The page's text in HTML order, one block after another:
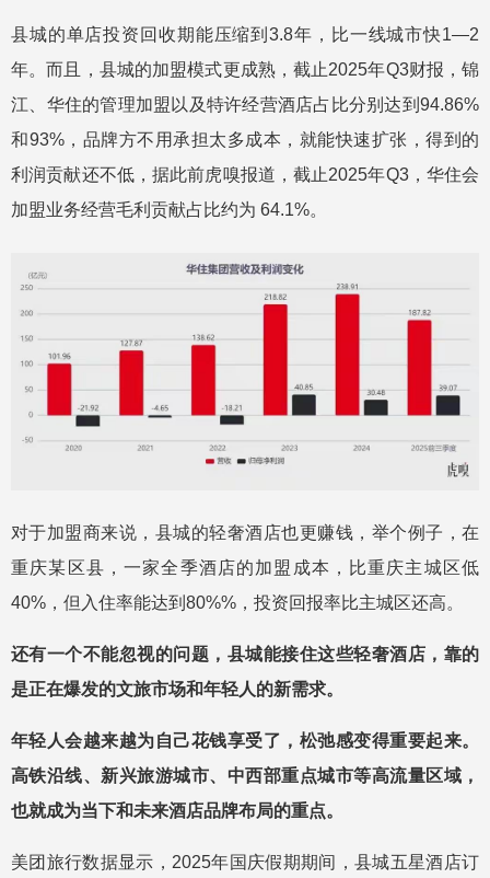
县城的单店投资回收期能压缩到3.8年，比一线城市快1—2
年。而且，县城的加盟模式更成熟，截止2025年Q3财报，锦
江、华住的管理加盟以及特许经营酒店占比分别达到94.86%
和93%，品牌方不用承担太多成本，就能快速扩张，得到的
利润贡献还不低，据此前虎嗅报道，截止2025年Q3，华住会
加盟业务经营毛利贡献占比约为 64.1%。
对于加盟商来说，县城的轻奢酒店也更赚钱，举个例子，在
重庆某区县，一家全季酒店的加盟成本，比重庆主城区低
40%，但入住率能达到80%%，投资回报率比主城区还高。
还有一个不能忽视的问题，县城能接住这些轻奢酒店，靠的
是正在爆发的文旅市场和年轻人的新需求。
年轻人会越来越为自己花钱享受了，松弛感变得重要起来。
高铁沿线、新兴旅游城市、中西部重点城市等高流量区域，
也就成为当下和未来酒店品牌布局的重点。
美团旅行数据显示，2025年国庆假期期间，县城五星酒店订